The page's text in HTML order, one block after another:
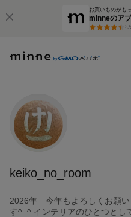
お買いものがも
minneのア
3
keiko_no_room
2026年 今年もよろしくお願い
す^_^ インテリアのひとつとし